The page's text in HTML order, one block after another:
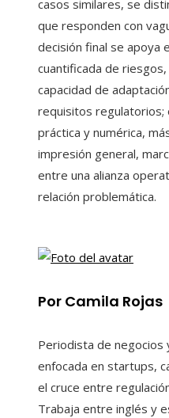
casos similares, se
que responden con
decisión final se apoya
cuantificada de
capacidad de
requisitos regulatorios;
práctica y numérica,
impresión general,
entre una alianza
relación problemática.
Por Camila Rojas
Periodista de negocios
enfocada en startups,
el cruce entre
Trabaja entre inglés y